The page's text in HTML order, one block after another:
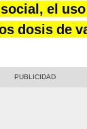
el
dosis de